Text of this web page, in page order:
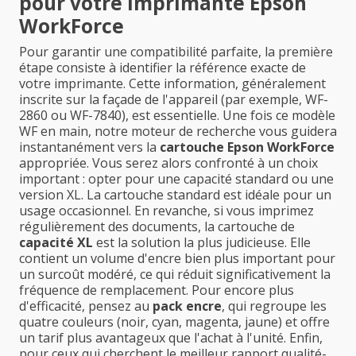
WorkForce
Pour garantir une compatibilité parfaite, la première
étape consiste à identifier la référence exacte de
votre imprimante. Cette information, généralement
inscrite sur la façade de l'appareil (par exemple, WF-
2860 ou WF-7840), est essentielle. Une fois ce modèle
WF en main, notre moteur de recherche vous guidera
instantanément vers la cartouche Epson WorkForce
appropriée. Vous serez alors confronté à un choix
important : opter pour une capacité standard ou une
version XL. La cartouche standard est idéale pour un
usage occasionnel. En revanche, si vous imprimez
régulièrement des documents, la cartouche de
capacité XL est la solution la plus judicieuse. Elle
contient un volume d'encre bien plus important pour
un surcoût modéré, ce qui réduit significativement la
fréquence de remplacement. Pour encore plus
d'efficacité, pensez au pack encre, qui regroupe les
quatre couleurs (noir, cyan, magenta, jaune) et offre
un tarif plus avantageux que l'achat à l'unité. Enfin,